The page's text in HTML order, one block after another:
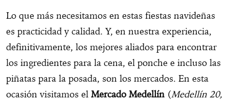
Lo que más necesitamos en estas fiestas navideñas
es practicidad y calidad. Y, en nuestra experiencia,
definitivamente, los mejores aliados para encontrar
los ingredientes para la cena, el ponche e incluso las
piñatas para la posada, son los mercados. En esta
ocasión visitamos el Mercado Medellín (Medellín 20,